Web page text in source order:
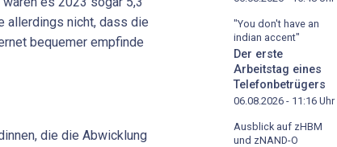
allerdings nicht, dass die
bequemer empfinde
die die Abwicklung
"You don't have an
indian accent"
Der erste
Arbeitstag eines
Telefonbetrügers
06.08.2026 - 11:16 Uhr
Ausblick auf zHBM
und zNAND-O